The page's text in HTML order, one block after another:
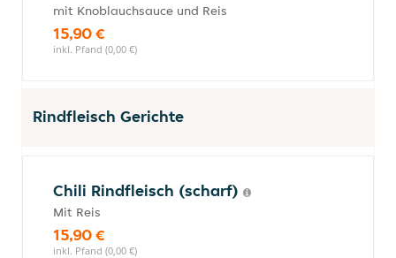
mit Knoblauchsauce und Reis
15,90 €
inkl. Pfand (0,00 €)
Rindfleisch Gerichte
Chili Rindfleisch (scharf)
Mit Reis
15,90 €
inkl. Pfand (0,00 €)